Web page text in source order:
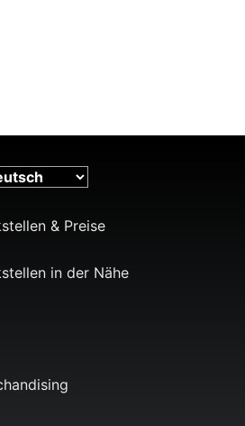
& Preise
in der Nähe